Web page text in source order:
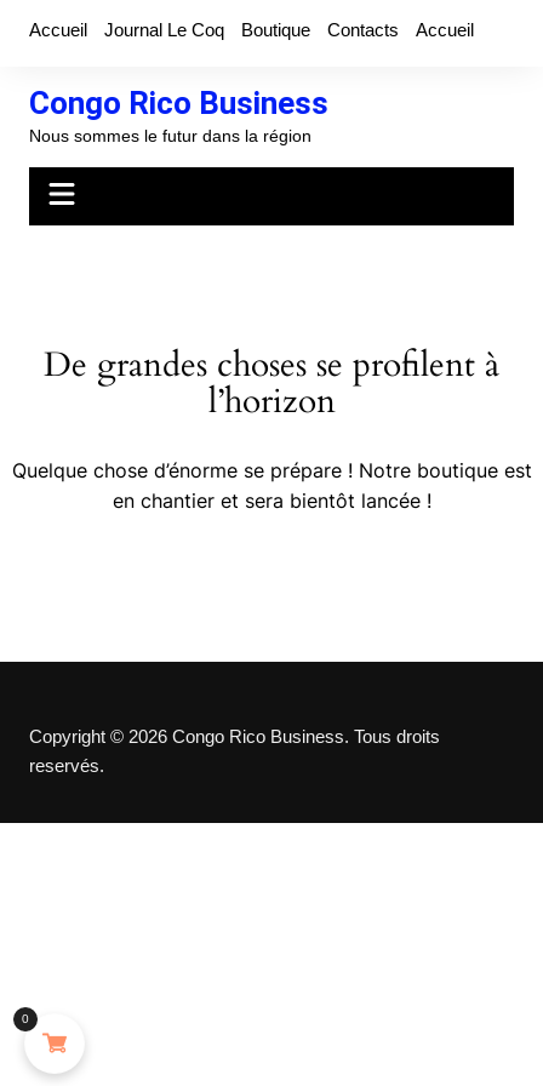
Accueil Journal Le Coq Boutique Contacts Accueil
Congo Rico Business
Nous sommes le futur dans la région
De grandes choses se profilent à
l’horizon
Quelque chose d’énorme se prépare ! Notre boutique est
en chantier et sera bientôt lancée !
Copyright © 2026 Congo Rico Business. Tous droits
reservés.
0